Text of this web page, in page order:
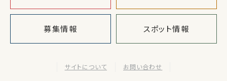
募集情報 スポット情報
サイトについて お問い合わせ